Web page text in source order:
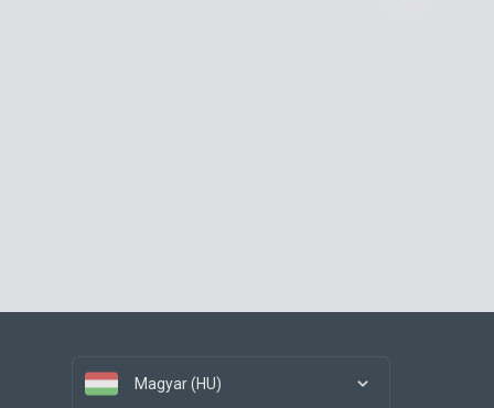
Magyar (HU)